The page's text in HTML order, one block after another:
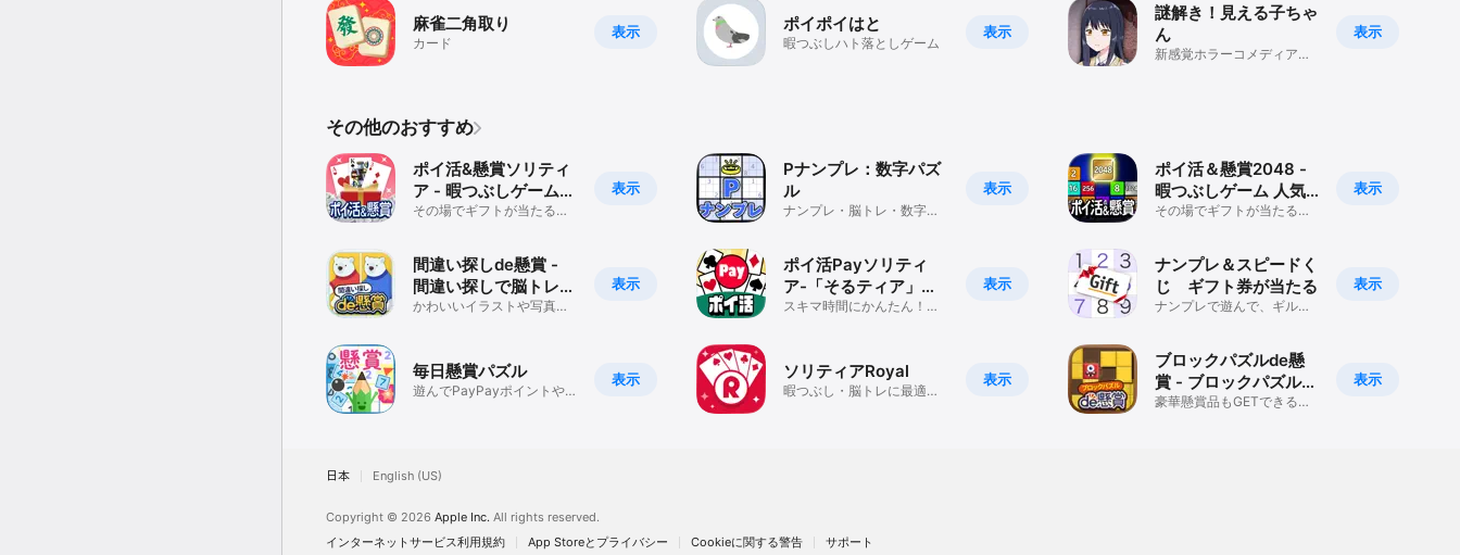
表示
麻雀二角取り
カード
表示
ポイポイはと
暇つぶしハト落としゲーム
表示
謎解き！見える子ちゃ
ん
新感覚ホラーコメディアニ
その他のおすすめ
表示
ポイ活&懸賞ソリティ
ア - 暇つぶしゲーム
脳トレ 人気
その場でギフトが当たる！
表示
間違い探しde懸賞 -
間違い探しで脳トレ&
懸賞
かわいいイラストや写真で
表示
毎日懸賞パズル
遊んでPayPayポイントや
表示
Pナンプレ：数字パズ
ル
ナンプレ・脳トレ・数字パ
表示
ポイ活Payソリティ
ア-「そるティア」ポ
イント貯まる
スキマ時間にかんたん！気
表示
ソリティアRoyal
暇つぶし・脳トレに最適な
表示
ポイ活＆懸賞2048 -
暇つぶしゲーム 人気
面白い
その場でギフトが当たる！
表示
ナンプレ＆スピードく
じ ギフト券が当たる
ナンプレで遊んで、ギルト
表示
ブロックパズルde懸
賞 - ブロックパズルを
解いて懸賞応募！
豪華懸賞品もGETできるブ
日本 English (US)
Copyright © 2026 Apple Inc. All rights reserved.
インターネットサービス利用規約
App Storeとプライバシー Cookieに関する警告 サポート